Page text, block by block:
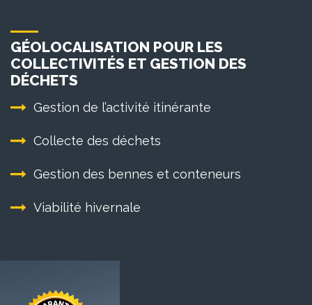
GÉOLOCALISATION POUR LES
COLLECTIVITÉS ET GESTION DES
DÉCHETS
Gestion de l’activité itinérante
Collecte des déchets
Gestion des bennes et conteneurs
Viabilité hivernale